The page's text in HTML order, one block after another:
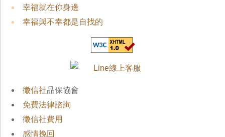
幸福就在你身邊
幸福與不幸都是自找的
徵信社品保協會
免費法律諮詢
徵信社費用
感情挽回